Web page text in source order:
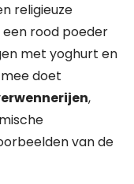
religieuze
rood poeder
met yoghurt en
doet
,
van de